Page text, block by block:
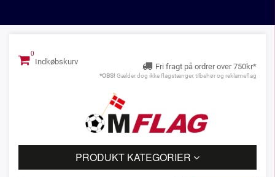
Indkøbskurv
Fri fragt på ordrer over 750kr*
*OBS! Gælder dog ikke flagstænger, tilbehør og reklameflag
PRODUKT KATEGORIER